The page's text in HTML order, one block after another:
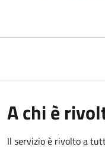
A chi è
Il servizio è rivolto a